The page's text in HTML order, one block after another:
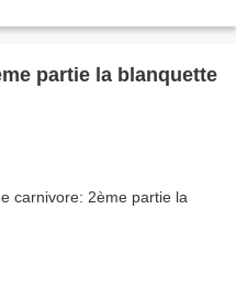
partie la blanquette